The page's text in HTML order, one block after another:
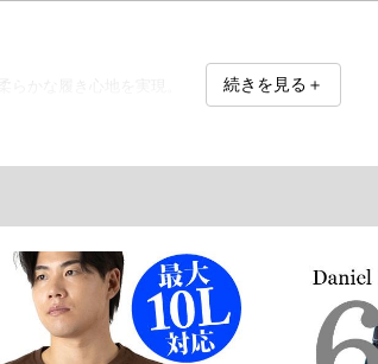
続きを見る＋